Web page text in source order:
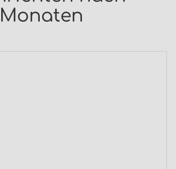
Monaten